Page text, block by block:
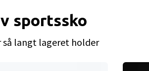
sportssko
så langt lageret holder